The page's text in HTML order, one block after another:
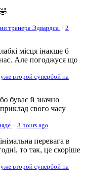
тренера Эдвардса · 2
місця інакше б
Але погоджуся що
второй супербой на
буває й значно
свого часу
· 3 hours ago
перевага в
то так, це скоріше
второй супербой на